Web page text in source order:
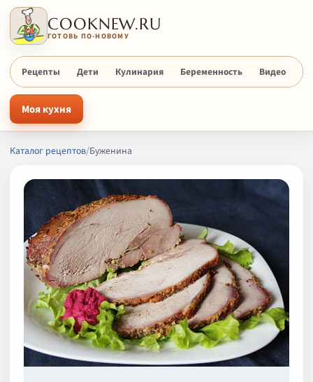
COOKNEW.RU
ГОТОВЬ ПО-НОВОМУ
Рецепты Дети Кулинария Беременность Видео
Моя кухня
Каталог рецептов/Буженина